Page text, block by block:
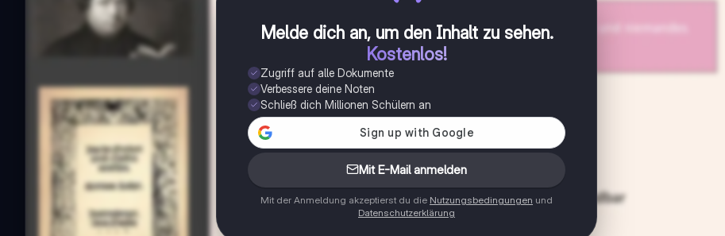
Melde dich an, um den Inhalt zu sehen.
Kostenlos!
Zugriff auf alle Dokumente
Verbessere deine Noten
Schließ dich Millionen Schülern an
Mit E-Mail anmelden
Mit der Anmeldung akzeptierst du die Nutzungsbedingungen und
Datenschutzerklärung